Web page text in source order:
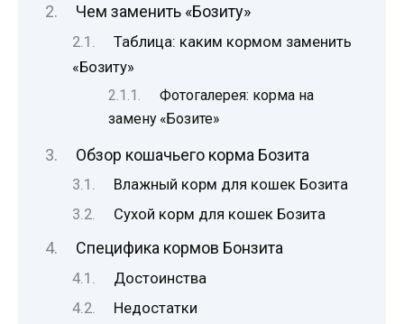
Чем заменить «Бозиту»
Таблица: каким кормом заменить
«Бозиту»
Фотогалерея: корма на
замену «Бозите»
Обзор кошачьего корма Бозита
Влажный корм для кошек Бозита
Сухой корм для кошек Бозита
Специфика кормов Бонзита
Достоинства
Недостатки